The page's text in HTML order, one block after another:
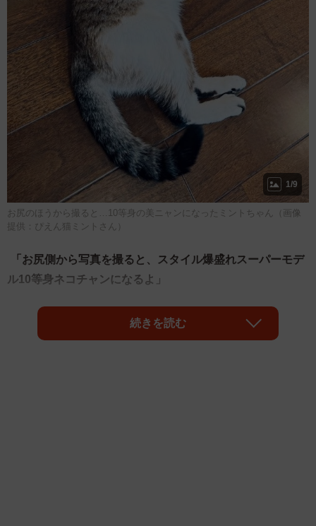
1/9
お尻のほうから撮ると…10等身の美ニャンになったミントちゃん（画像
提供：ぴえん猫ミントさん）
「お尻側から写真を撮ると、スタイル爆盛れスーパーモデ
ル10等身ネコチャンになるよ」
そんな猫飼いの心をくすぐる裏ワザとともに投稿された、
元保護猫の「ミント」ちゃん（4歳・女の子）の写真が話題
続きを読む